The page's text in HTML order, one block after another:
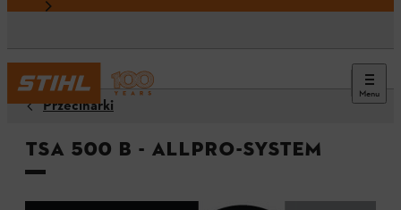
Menu
Przecinarki
TSA 500 B - ALLPRO-System